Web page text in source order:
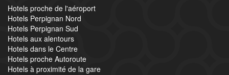
Hotels proche de l'aéroport
Hotels Perpignan Nord
Hotels Perpignan Sud
Hotels aux alentours
Hotels dans le Centre
Hotels proche Autoroute
Hotels à proximité de la gare